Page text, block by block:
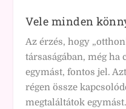
Vele minden
Az érzés, hogy
társaságában, még
egymást, fontos jel.
régen össze
megtaláltátok egymást.